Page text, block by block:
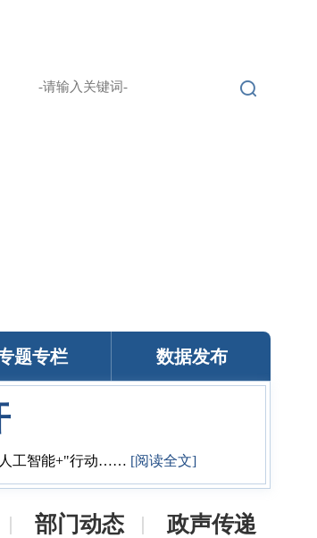
题专栏 数据发布
工智能+"行动…… [阅读全文]
部门动态 政声传递